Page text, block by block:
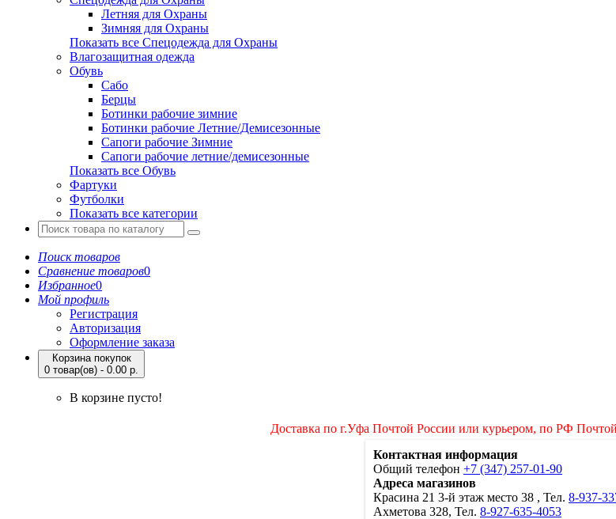
Летняя для Охраны
Зимняя для Охраны
Показать все Спецодежда для Охраны
Влагозащитная одежда
Обувь
Сабо
Берцы
Ботинки рабочие зимние
Ботинки рабочие Летние/Демисезонные
Сапоги рабочие Зимние
Сапоги рабочие летние/демисезонные
Показать все Обувь
Фартуки
Футболки
Показать все категории
Поиск товаров
Сравнение товаров0
Избранное0
Мой профиль
Регистрация
Авторизация
Оформление заказа
Корзина покупок
0 товар(ов) - 0.00 р.
В корзине пусто!
Доставка по г.Уфа Почтой России или курьером, по РФ
Контактная информация
Общий телефон +7 (347) 257-01-90
Адреса магазинов
Красина 21 3-й этаж место 38 , Тел. 8-937-
Ахметова 328, Тел. 8-927-635-4053